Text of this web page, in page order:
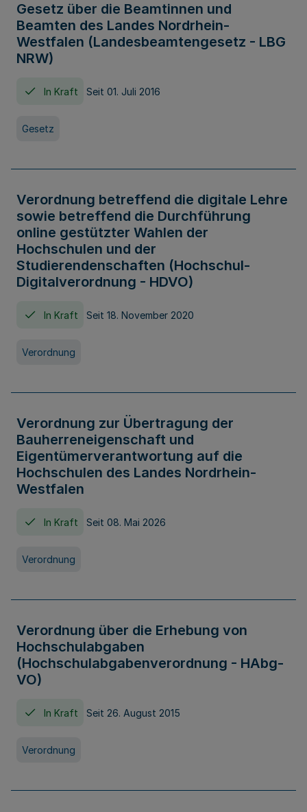
Gesetz über die Beamtinnen und
Beamten des Landes Nordrhein-
Westfalen (Landesbeamtengesetz - LBG
NRW)
In Kraft Seit 01. Juli 2016
Gesetz
Verordnung betreffend die digitale Lehre
sowie betreffend die Durchführung
online gestützter Wahlen der
Hochschulen und der
Studierendenschaften (Hochschul-
Digitalverordnung - HDVO)
In Kraft Seit 18. November 2020
Verordnung
Verordnung zur Übertragung der
Bauherreneigenschaft und
Eigentümerverantwortung auf die
Hochschulen des Landes Nordrhein-
Westfalen
In Kraft Seit 08. Mai 2026
Verordnung
Verordnung über die Erhebung von
Hochschulabgaben
(Hochschulabgabenverordnung - HAbg-
VO)
In Kraft Seit 26. August 2015
Verordnung